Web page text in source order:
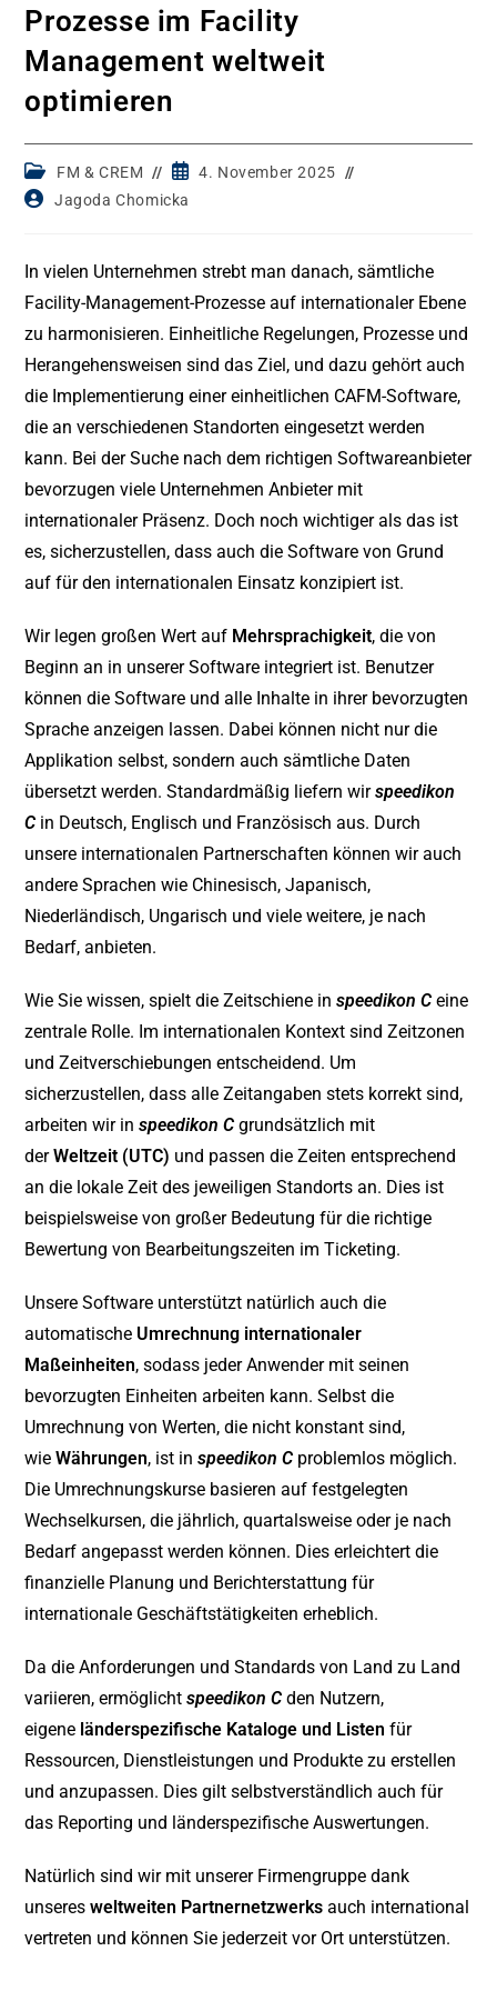
Prozesse im Facility
Management weltweit
optimieren
Post
category:
FM & CREM
Post
published:
4. November 2025
Post Jagoda Chomicka
In vielen Unternehmen strebt man danach, sämtliche
Facility-Management-Prozesse auf internationaler Ebene
zu harmonisieren. Einheitliche Regelungen, Prozesse und
Herangehensweisen sind das Ziel, und dazu gehört auch
die Implementierung einer einheitlichen CAFM-Software,
die an verschiedenen Standorten eingesetzt werden
kann. Bei der Suche nach dem richtigen Softwareanbieter
bevorzugen viele Unternehmen Anbieter mit
internationaler Präsenz. Doch noch wichtiger als das ist
es, sicherzustellen, dass auch die Software von Grund
auf für den internationalen Einsatz konzipiert ist.
Wir legen großen Wert auf Mehrsprachigkeit, die von
Beginn an in unserer Software integriert ist. Benutzer
können die Software und alle Inhalte in ihrer bevorzugten
Sprache anzeigen lassen. Dabei können nicht nur die
Applikation selbst, sondern auch sämtliche Daten
übersetzt werden. Standardmäßig liefern wirspeedikon
C in Deutsch, Englisch und Französisch aus. Durch
unsere internationalen Partnerschaften können wir auch
andere Sprachen wie Chinesisch, Japanisch,
Niederländisch, Ungarisch und viele weitere, je nach
Bedarf, anbieten.
Wie Sie wissen, spielt die Zeitschiene inspeedikon C eine
zentrale Rolle. Im internationalen Kontext sind Zeitzonen
und Zeitverschiebungen entscheidend. Um
sicherzustellen, dass alle Zeitangaben stets korrekt sind,
arbeiten wir inspeedikon C grundsätzlich mit
derWeltzeit (UTC) und passen die Zeiten entsprechend
an die lokale Zeit des jeweiligen Standorts an. Dies ist
beispielsweise von großer Bedeutung für die richtige
Bewertung von Bearbeitungszeiten im Ticketing.
Unsere Software unterstützt natürlich auch die
automatische Umrechnung internationaler
Maßeinheiten, sodass jeder Anwender mit seinen
bevorzugten Einheiten arbeiten kann. Selbst die
Umrechnung von Werten, die nicht konstant sind,
wieWährungen, ist inspeedikon C problemlos möglich.
Die Umrechnungskurse basieren auf festgelegten
Wechselkursen, die jährlich, quartalsweise oder je nach
Bedarf angepasst werden können. Dies erleichtert die
finanzielle Planung und Berichterstattung für
internationale Geschäftstätigkeiten erheblich.
Da die Anforderungen und Standards von Land zu Land
variieren, ermöglichtspeedikon C den Nutzern,
eigene länderspezifische Kataloge und Listen für
Ressourcen, Dienstleistungen und Produkte zu erstellen
und anzupassen. Dies gilt selbstverständlich auch für
das Reporting und länderspezifische Auswertungen.
Natürlich sind wir mit unserer Firmengruppe dank
unseresweltweiten Partnernetzwerks auch international
vertreten und können Sie jederzeit vor Ort unterstützen.